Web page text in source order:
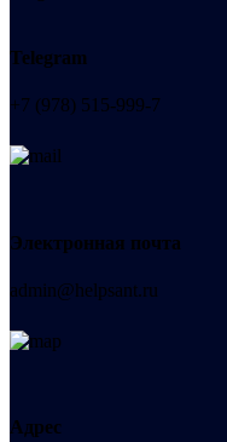
Telegram
+7 (978) 515-999-7
Электронная почта
admin@helpsant.ru
Адрес